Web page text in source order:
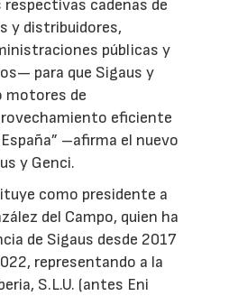
cadenas de
y distribuidores,
públicas y
para que Sigaus y
motores de
eficiente
–afirma el nuevo
y Genci.
como presidente a
del Campo, quien ha
de Sigaus desde 2017
representando a la
S.L.U. (antes Eni